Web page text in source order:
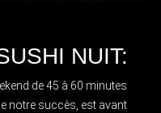
NUIT:
de 45 à 60 minutes
notre succès, est avant